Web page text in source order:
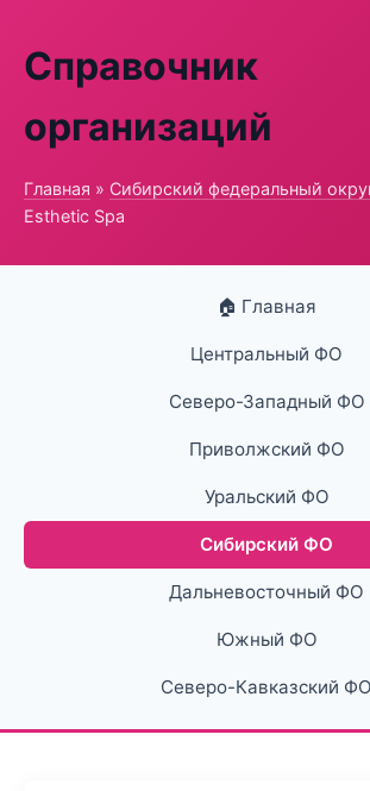
Справочник
организаций
Главная » Сибирский федеральный
Esthetic Spa
🏠 Главная
Центральный ФО
Северо-Западный ФО
Приволжский ФО
Уральский ФО
Сибирский ФО
Дальневосточный ФО
Южный ФО
Северо-Кавказский ФО